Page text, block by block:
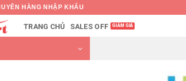
HÀNG NHẬP KHẨU
TRANG CHỦ SALES OFF